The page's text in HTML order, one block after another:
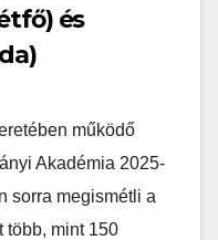
és
működő
Akadémia 2025-
sorra megismétli a
több, mint 150